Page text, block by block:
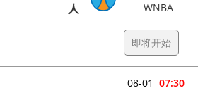
人
WNBA
即将开始
07:30
08-01